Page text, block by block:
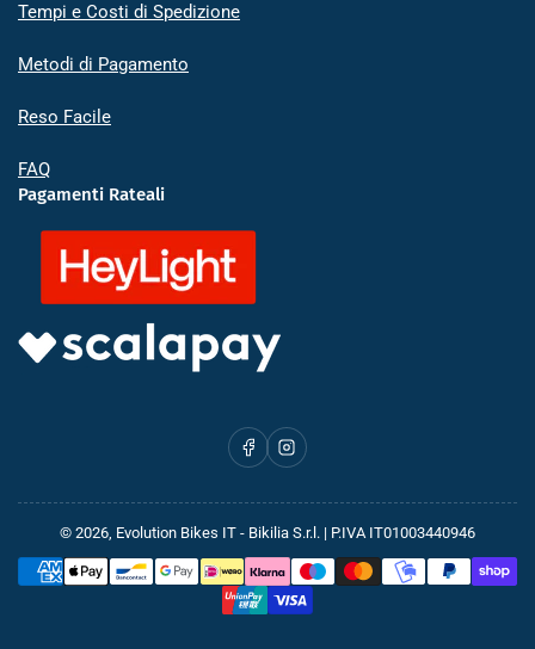
Tempi e Costi di Spedizione
Metodi di Pagamento
Reso Facile
FAQ
Pagamenti Rateali
FacebookInstagram
© 2026, Evolution Bikes IT - Bikilia S.r.l. | P.IVA IT01003440946
Metodi
di
pagamento